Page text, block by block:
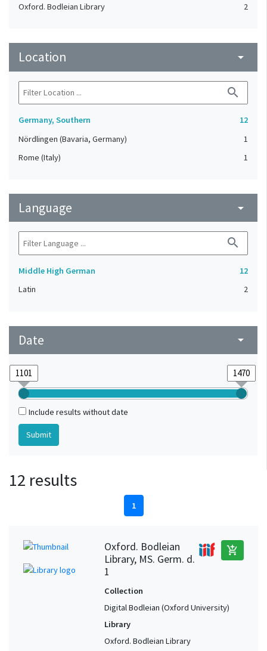
Oxford. Bodleian Library
2
Location arrow_drop_down
search
Germany, Southern
12
Nördlingen (Bavaria, Germany)
1
Rome (Italy)
1
Language arrow_drop_down
search
Middle High German
12
Latin
2
Date arrow_drop_down
Include results without date
12 results
1
Oxford. Bodleian
Library, MS. Germ. d.
1
add_shopping_cart
Collection
Digital Bodleian (Oxford University)
Library
Oxford. Bodleian Library